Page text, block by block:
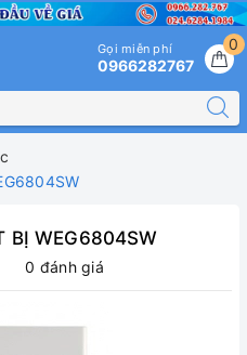
0
Gọi miễn phí
0966282767
BỊ WEG6804SW
0 đánh giá